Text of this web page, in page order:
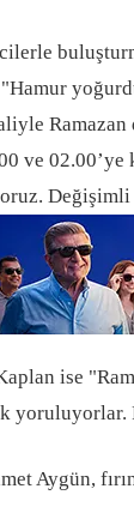
ve
ise
Aygün,